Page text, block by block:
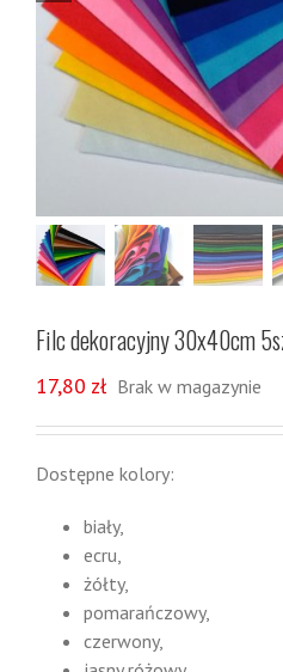
Filc dekoracyjny 30x40cm
17,80 zł Brak w magazynie
Dostępne kolory:
biały,
ecru,
żółty,
pomarańczowy,
czerwony,